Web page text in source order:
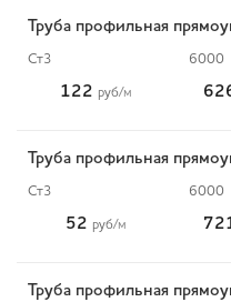
Труба профильная
Ст3 6000
122 руб/м
Труба профильная
Ст3 6000
52 руб/м
Труба профильная